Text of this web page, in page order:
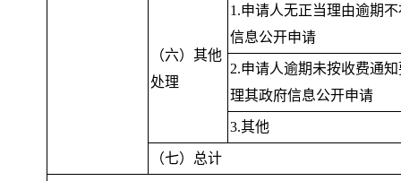
（六）其他
处理
1.申请人无正当理由逾期
信息公开申请
2.申请人逾期未按收费通
理其政府信息公开申请
3.其他
（七）总计